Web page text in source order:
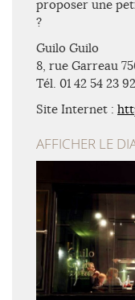
proposer une
?
Guilo Guilo
8, rue Garreau
Tél. 01 42 54 23 92
Site Internet :
AFFICHER LE